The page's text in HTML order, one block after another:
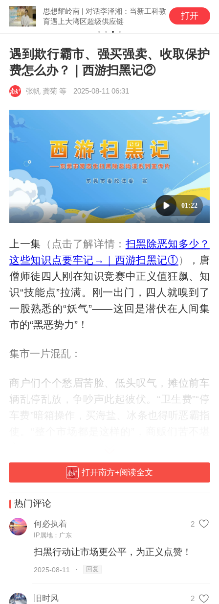
思想耀岭南 | 对话李泽湘：当新工科教
育遇上大湾区超级供应链
打开
遇到欺行霸市、强买强卖、收取保护
费怎么办？｜西游扫黑记②
张帆 龚菊 等 2025-08-11 06:31
01:22
上一集 （点击了解详情： 扫黑除恶知多少？
这些知识点要牢记→｜西游扫黑记①）
，唐
僧师徒四人刚在知识竞赛中正义值狂飙、知
识“技能点”拉满。刚一出门，四人就嗅到了
一股熟悉的“妖气”——这回是潜伏在人间集
市的“黑恶势力”！
集市一片混乱：
商户们个个愁眉苦脸、低头叹气，摊位前车
辆乱停乱放，争吵声此起彼伏。“卫生费”“停
车费”暗箱操作，买海盐、冰条也得听恶霸指
这些打着“管理”旗号、实则垄断操控市场
变种，严重扰乱经济秩序、侵害百姓利益。
那问题来了——
碰到强买强卖怎么办？
“收保护费”属不属于涉黑行为？
打开南方+阅读全文
热门评论
何必执着 2
IP属地：广东
扫黑行动让市场更公平，为正义点赞！
2025-08-11 · 回复
旧时风 2